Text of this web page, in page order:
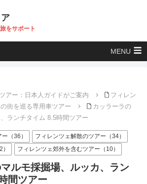
をサポート
MENU
アー：日本人ガイドがご案内
フィレン
街を巡る専用車ツアー
カッラーラの
ランチタイム 8.5時間ツアー
（36）
フィレンツェ解散のツアー（34）
フィレンツェ郊外を含むツアー（10）
ルモ採掘場、ルッカ、ラン
間ツアー